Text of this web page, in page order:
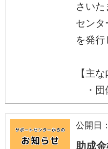
さいた
セン
を発行
【主な
・団
公開日
助成